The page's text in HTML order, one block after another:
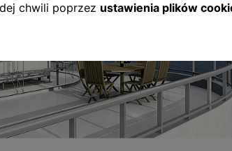
chwili poprzez ustawienia plików